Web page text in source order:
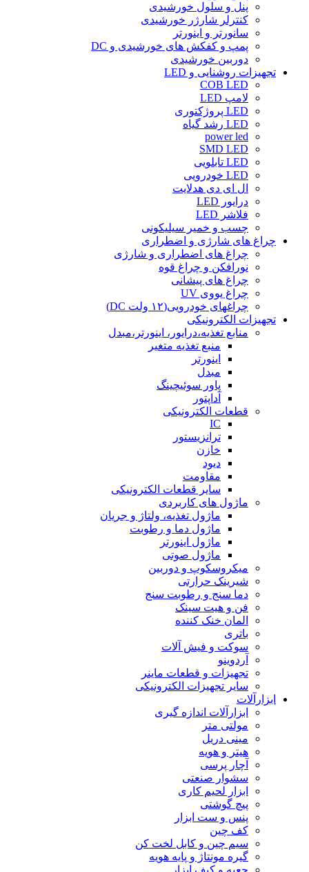
پنل و سلول خورشیدی
کنترلر شارژر خورشیدی
سانورتر و اینورتر
پمپ و کفکش های خورشیدی و DC
دوربین خورشیدی
تجهیزات روشنایی و LED
COB LED
لامپ LED
LED پروژکتوری
LED رشد گیاه
power led
SMD LED
LED تابلویی
LED خودرویی
ال ای دی هدلایت
درایور LED
فلاشر LED
چسب و خمیر سیلیکونی
چراغ های شارژی و اضطراری
چراغ های اضطراری و شارژی
نورافکن و چراغ قوه
چراغ های پیشانی
چراغ یووی UV
چراغهای خودرویی(۱۲ ولت DC)
تجهیزات الکترونیکی
منابع تغذیه،درایور، اینورتر،مبدل
منبع تغذیه متغیر
اینورتر
مبدل
پاور سوئیچینگ
آداپتور
قطعات الکترونیکی
IC
ترانزیستور
خازن
دیود
مقاومت
سایر قطعات الکترونیکی
ماژول های کاربردی
ماژول تغذیه، ولتاژ و جریان
ماژول دما و رطوبت
ماژول اینورتر
ماژول صوتی
میکروسکوپ و دوربین
شیرینک حرارتی
دما سنج و رطوبت سنج
فن و هیت سینک
المان خنک کننده
باتری
سوکت و فیش آلات
آردوینو
تجهیزات و قطعات ماینر
سایر تجهیزات الکترونیکی
ابزارآلات
ابزارآلات اندازه گیری
مولتی متر
مینی دریل
هیتر و هویه
آچار پرسی
سشوار صنعتی
ابزار لحیم کاری
پیچ گوشتی
پنس و ست ابزار
کف چین
سیم چین و کابل لخت کن
گیره مونتاژ و پایه هویه
جعبه و کیف ابزار